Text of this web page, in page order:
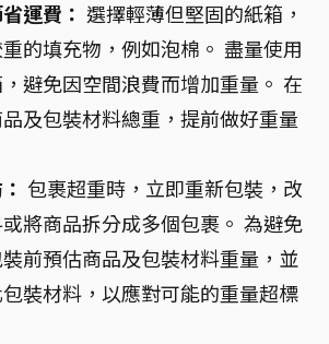
運費： 選擇輕薄但堅固的紙箱，
的填充物，例如泡棉。 盡量使用
避免因空間浪費而增加重量。 在
及包裝材料總重，提前做好重量
包裹超重時，立即重新包裝，改
將商品拆分成多個包裹。 為避免
前預估商品及包裝材料重量，並
裝材料，以應對可能的重量超標